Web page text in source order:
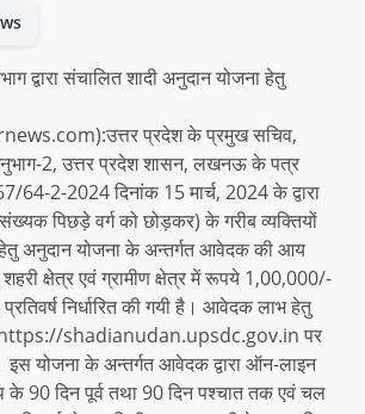
द्वारा संचालित शादी अनुदान योजना हेतु
प्रदेश के प्रमुख सचिव,
2, उत्तर प्रदेश शासन, लखनऊ के पत्र
2-2024 दिनांक 15 मार्च, 2024 के द्वारा
पिछड़े वर्ग को छोड़कर) के गरीब व्यक्तियों
हेतु अनुदान योजना के अन्तर्गत आवेदक की आय
शहरी क्षेत्र एवं ग्रामीण क्षेत्र में रूपये 1,00,000/-
निर्धारित की गयी है। आवेदक लाभ हेतु
https://shadianudan.upsdc.gov.in पर
योजना के अन्तर्गत आवेदक द्वारा ऑन-लाइन
के 90 दिन पूर्व तथा 90 दिन पश्चात तक एवं चल